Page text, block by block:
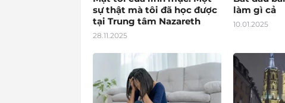
sự thật mà tôi đã học được
tại Trung tâm Nazareth
28.11.2025
làm gì cả
10.01.2025